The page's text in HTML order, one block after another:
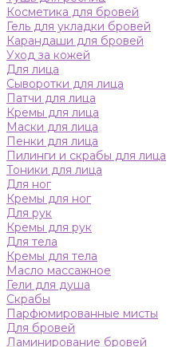
Косметика для бровей
Гель для укладки бровей
Карандаши для бровей
Уход за кожей
Для лица
Сыворотки для лица
Патчи для лица
Кремы для лица
Маски для лица
Пенки для лица
Пилинги и скрабы для лица
Тоники для лица
Для ног
Кремы для ног
Для рук
Кремы для рук
Для тела
Кремы для тела
Масло массажное
Гели для душа
Скрабы
Парфюмированные мисты
Для бровей
Ламинирование бровей